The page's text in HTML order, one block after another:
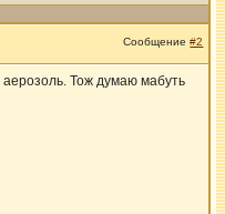
Сообщение#2
аерозоль. Тож думаю мабуть